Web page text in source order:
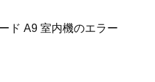
ド A9 室内機のエラー